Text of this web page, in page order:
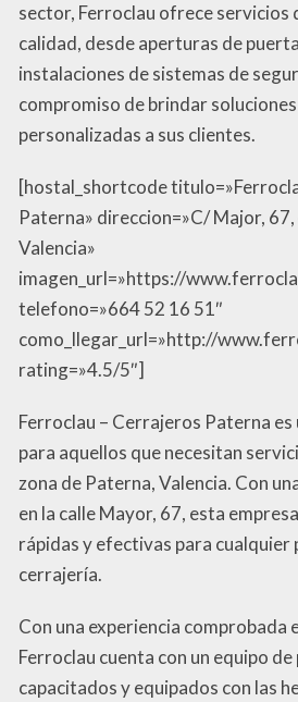
sector, Ferroclau ofrece servicios
calidad, desde aperturas de
instalaciones de sistemas de
compromiso de brindar
personalizadas a sus clientes.
[hostal_shortcode
Paterna» direccion=»C/ Major,
Valencia»
imagen_url=»https://
telefono=»664 52 16 51″
como_llegar_url=»http://
rating=»4.5/5″]
Ferroclau – Cerrajeros Paterna es
para aquellos que necesitan
zona de Paterna, Valencia. Con
en la calle Mayor, 67, esta
rápidas y efectivas para cualquier
cerrajería.
Con una experiencia comprobada
Ferroclau cuenta con un equipo
capacitados y equipados con las